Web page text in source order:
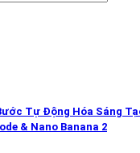
Tự Động Hóa Sáng
& Nano Banana 2